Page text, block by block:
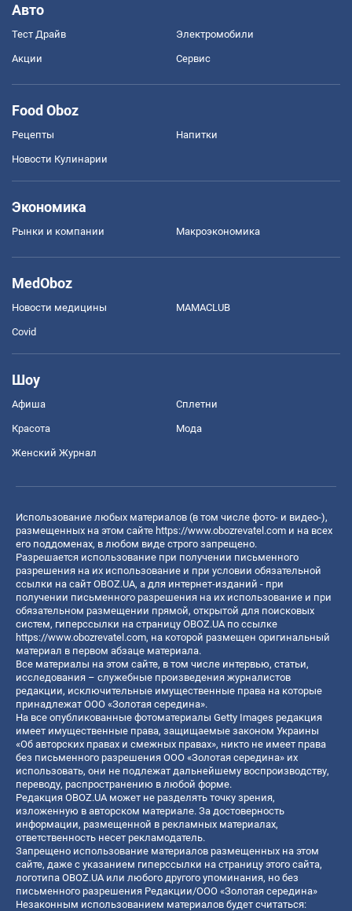
Авто
Тест Драйв Электромобили
Акции Сервис
Food Oboz
Рецепты Напитки
Новости Кулинарии
Экономика
Рынки и компании Mакроэкономика
MedOboz
Новости медицины MAMACLUB
Covid
Шоу
Афиша Сплетни
Красота Мода
Женский Журнал
Использование любых материалов (в том числе фото- и видео-),
размещенных на этом сайте https://www.obozrevatel.com и на всех
его поддоменах, в любом виде строго запрещено.
Разрешается использование при получении письменного
разрешения на их использование и при условии обязательной
ссылки на сайт OBOZ.UA, а для интернет-изданий - при
получении письменного разрешения на их использование и при
обязательном размещении прямой, открытой для поисковых
систем, гиперссылки на страницу OBOZ.UA по ссылке
https://www.obozrevatel.com, на которой размещен оригинальный
материал в первом абзаце материала.
Все материалы на этом сайте, в том числе интервью, статьи,
исследования – служебные произведения журналистов
редакции, исключительные имущественные права на которые
принадлежат ООО «Золотая середина».
На все опубликованные фотоматериалы Getty Images редакция
имеет имущественные права, защищаемые законом Украины
«Об авторских правах и смежных правах», никто не имеет права
без письменного разрешения ООО «Золотая середина» их
использовать, они не подлежат дальнейшему воспроизводству,
переводу, распространению в любой форме.
Редакция OBOZ.UA может не разделять точку зрения,
изложенную в авторском материале. За достоверность
информации, размещенной в рекламных материалах,
ответственность несет рекламодатель.
Запрещено использование материалов размещенных на этом
сайте, даже с указанием гиперссылки на страницу этого сайта,
логотипа OBOZ.UA или любого другого упоминания, но без
письменного разрешения Редакции/ООО «Золотая середина»
Незаконным использованием материалов будет считаться: